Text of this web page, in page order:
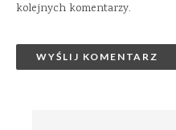
kolejnych komentarzy.